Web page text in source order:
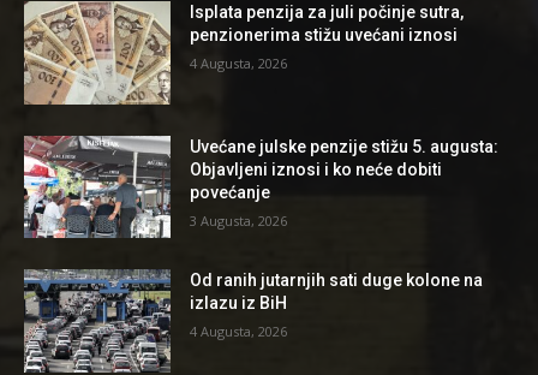
Isplata penzija za juli počinje sutra,
penzionerima stižu uvećani iznosi
4 Augusta, 2026
Uvećane julske penzije stižu 5. augusta:
Objavljeni iznosi i ko neće dobiti
povećanje
3 Augusta, 2026
Od ranih jutarnjih sati duge kolone na
izlazu iz BiH
4 Augusta, 2026